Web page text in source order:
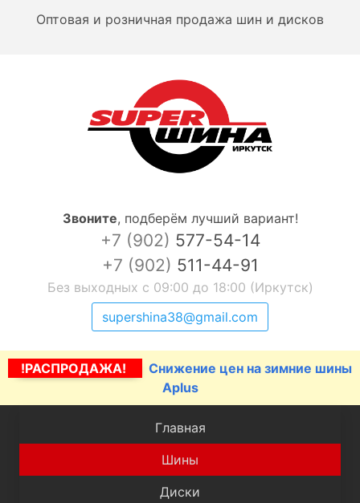
Оптовая и розничная продажа шин и дисков
Звоните, подберём лучший вариант!
+7 (902) 577-54-14
+7 (902) 511-44-91
Без выходных с 09:00 до 18:00 (Иркутск)
supershina38@gmail.com
!РАСПРОДАЖА!
Снижение цен на зимние шины
Aplus
Главная
Шины
Диски